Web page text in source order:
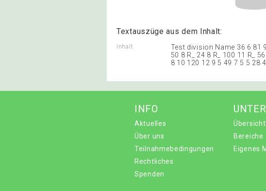
Textauszüge aus dem Inhalt:
Inhalt
Test division Name 36 6 81
50 8 R_ 24 8 R_ 100 11 R_
8 10 120 12 9 5 49 7 5 5 28
INFO
Aktuelles
Über uns
Teilnahmebedingungen
Rechtliches
Spenden
Übersicht
Bereiche
Eigenes